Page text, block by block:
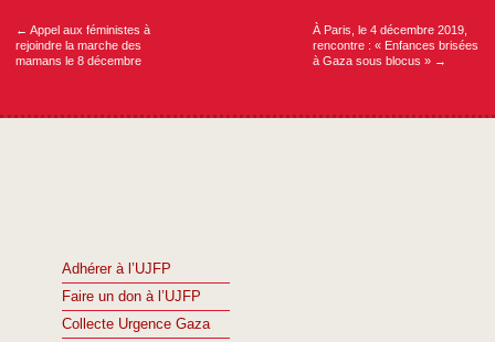
← Appel aux féministes à
rejoindre la marche des
mamans le 8 décembre
À Paris, le 4 décembre 2019,
rencontre : « Enfances brisées
à Gaza sous blocus » →
Adhérer à l’UJFP
Faire un don à l’UJFP
Collecte Urgence Gaza